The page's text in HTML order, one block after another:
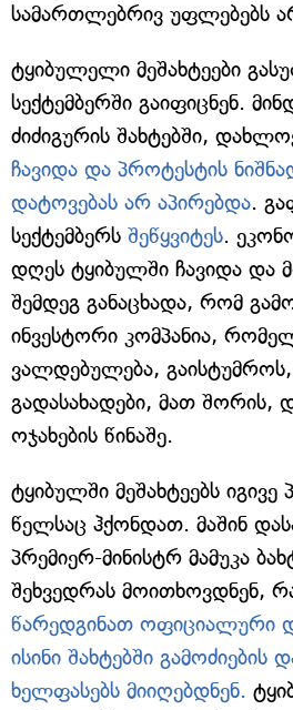
სამართლებრივ უფლებებს
ტყიბულელი მეშახტეები
სექტემბერში გაიფიცნენ.
ძიძიგურის შახტებში,
ჩავიდა და პროტესტის
დატოვებას არ აპირებდა.
სექტემბერს შეწყვიტეს.
დღეს ტყიბულში ჩავიდა და
შემდეგ განაცხადა, რომ
ინვესტორი კომპანია,
ვალდებულება,
გადასახადები, მათ შორის,
ოჯახების წინაშე.
ტყიბულში მეშახტეებს
წელსაც ჰქონდათ. მაშინ
პრემიერ-მინისტრ მამუკა
შეხვედრას მოითხოვდნენ,
წარედგინათ ოფიციალური
ისინი შახტებში გამოძიების
ხელფასებს მიიღებდნენ.